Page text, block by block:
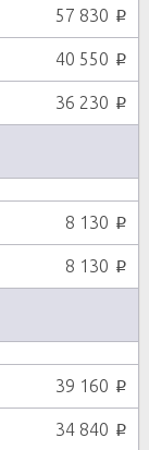
57 830 p
40 550 p
36 230 p
8 130 p
8 130 p
39 160 p
34 840 p